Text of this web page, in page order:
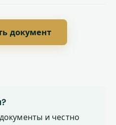
документ
и честно